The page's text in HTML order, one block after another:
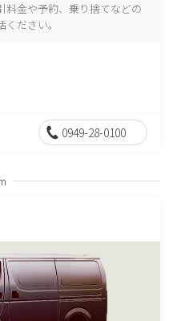
料金や予約、乗り捨てなどの
ださい。
0949-28-0100